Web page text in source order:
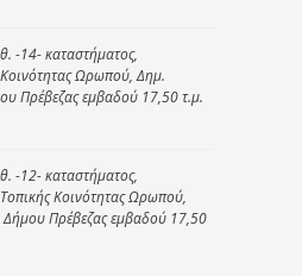
-14- καταστήματος,
Ωρωπού, Δημ.
Πρέβεζας εμβαδού 17,50 τ.μ.
-12- καταστήματος,
Κοινότητας Ωρωπού,
Πρέβεζας εμβαδού 17,50